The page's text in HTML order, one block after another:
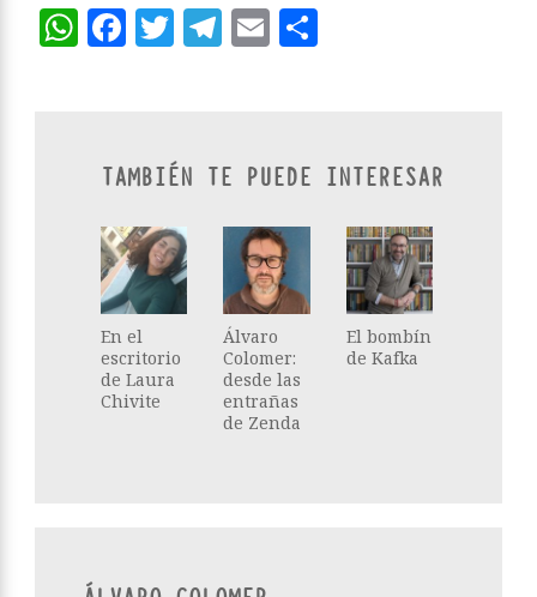
WhatsApp
Facebook
Twitter
Telegram
Email
TAMBIÉN TE PUEDE INTERESAR
En el
escritorio
de Laura
Chivite
Álvaro
Colomer:
desde las
entrañas
de Zenda
El bombín
de Kafka